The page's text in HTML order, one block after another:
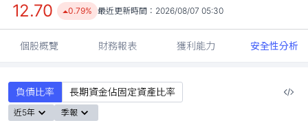
12.70 0.79% 最近更新時間： 2026/08/07 05:30
個股概覽 財務報表 獲利能力 安全性分析
負債比率 長期資金佔固定資產比率
近5年 季報